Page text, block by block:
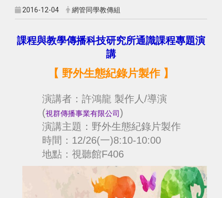
2016-12-04 網管同學教傳組
課程與教學傳播科技研究所通識課程專題演
講
【 野外生態紀錄片製作 】
演講者： 許鴻龍 製作人/導演
(視群傳播事業有限公司)
演講主題： 野外生態紀錄片製作
時間： 12/26(一)8:10-10:00
地點：視聽館F406